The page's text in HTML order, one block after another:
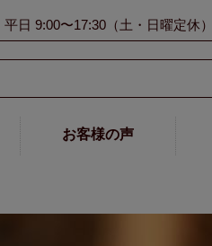
平日 9:00〜17:30（土・日曜定休）
お客様の声